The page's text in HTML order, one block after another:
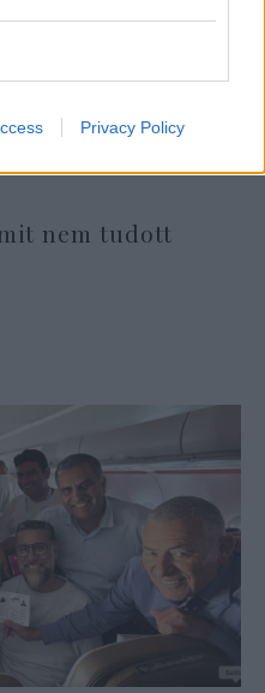
Privacy Policy
nem tudott